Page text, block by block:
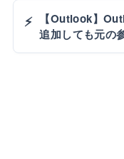
⚡
【Outlook】
追加しても元の